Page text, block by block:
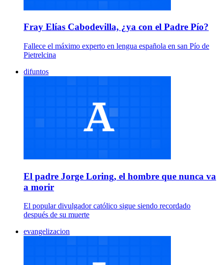
Fray Elías Cabodevilla, ¿ya con el Padre Pío?
Fallece el máximo experto en lengua española en san Pío de
Pietrelcina
difuntos
El padre Jorge Loring, el hombre que nunca va
a morir
El popular divulgador católico sigue siendo recordado
después de su muerte
evangelizacion